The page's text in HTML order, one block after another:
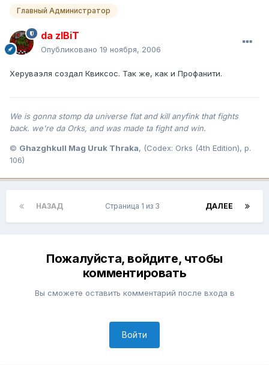
Главный Администратор
da zIBiT
Опубликовано 19 ноября, 2006
Херуваэля создал Квиксос. Так же, как и Профанити.
We is gonna stomp da universe flat and kill anyfink that fights
back. we're da Orks, and was made ta fight and win.
© Ghazghkull Mag Uruk Thraka, (Codex: Orks (4th Edition), p.
106)
НАЗАД ДАЛЕЕ
Страница 1 из 3
Пожалуйста, войдите, чтобы
комментировать
Вы сможете оставить комментарий после входа в
Войти